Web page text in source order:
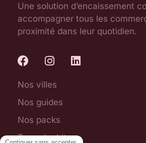
Une solution d’encaissement
accompagner tous les
proximité dans leur quotidien.
Nos villes
Nos guides
Nos packs
Toporder Lite